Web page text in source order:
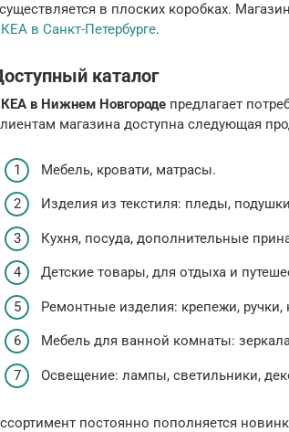
в плоских коробках.
в Санкт-Петербурге.
каталог
в Нижнем Новгороде предлагает
магазина доступна следующая
Мебель, кровати, матрасы.
Изделия из текстиля: пледы,
Кухня, посуда, дополнительные
Детские товары, для отдыха и
Ремонтные изделия: крепежи,
Мебель для ванной комнаты:
Освещение: лампы, светильники,
постоянно пополняется